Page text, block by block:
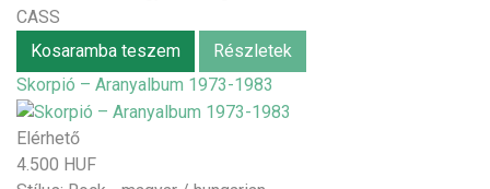
CASS
Kosaramba teszem
Részletek
Skorpió – Aranyalbum 1973-1983
Elérhető
4.500 HUF